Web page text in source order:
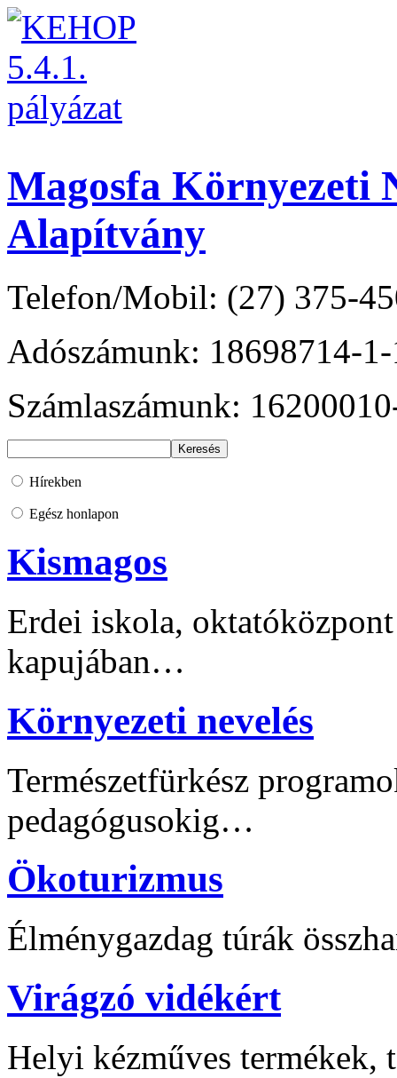
Magosfa Környezeti
Alapítvány
Telefon/Mobil: (27) 375-
Adószámunk: 18698714-
Számlaszámunk:
Hírekben
Egész honlapon
Kismagos
Erdei iskola,
kapujában…
Környezeti nevelés
Természetfürkész
pedagógusokig…
Ökoturizmus
Élménygazdag túrák
Virágzó vidékért
Helyi kézműves